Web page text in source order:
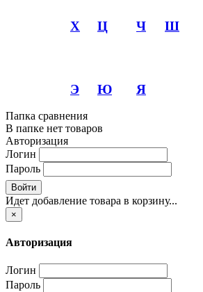
Х Ц Ч Ш
Э Ю Я
Папка сравнения
В папке нет товаров
Авторизация
Логин
Пароль
Войти
Идет добавление товара в корзину...
×
Авторизация
Логин
Пароль